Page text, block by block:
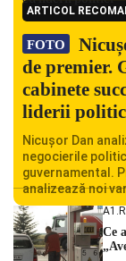
ARTICOL
FOTO
de premier.
cabinete
liderii
Nicușor Dan
negocierile
guvernamental.
analizează noi
liderii politici.
guvern tehnocrat
succesive.
România
Ce